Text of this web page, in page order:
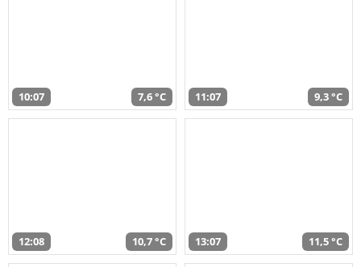
10:07 7,6 °C 11:07 9,3 °C
12:08 10,7 °C 13:07 11,5 °C